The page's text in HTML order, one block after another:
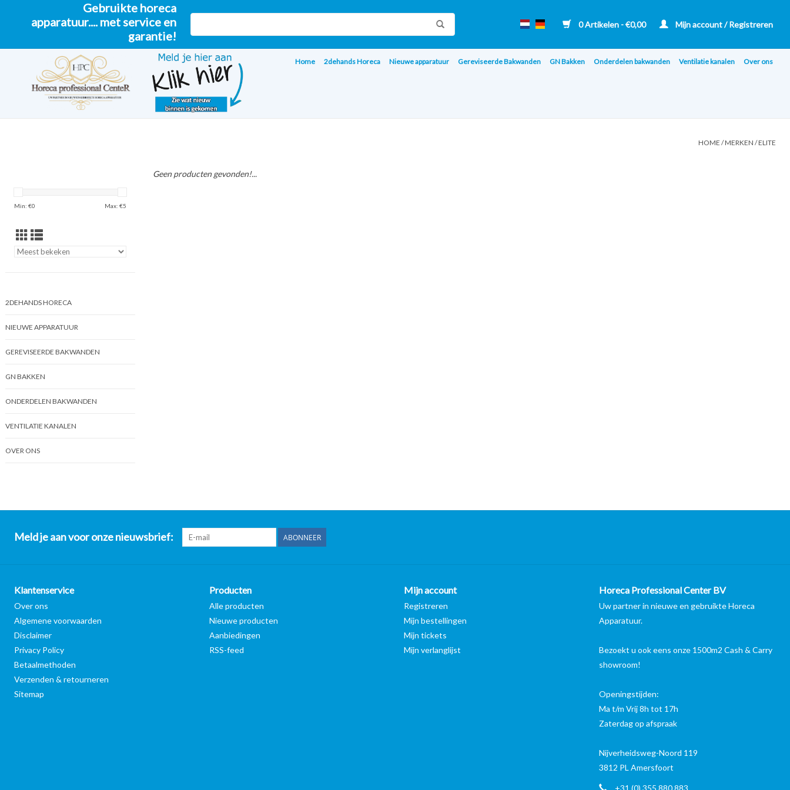
Gebruikte horeca
apparatuur.... met service en
garantie!
0 Artikelen - €0,00 Mijn account / Registreren
Home 2dehands Horeca Nieuwe apparatuur Gereviseerde Bakwanden GN Bakken Onderdelen bakwanden Ventilatie kanalen Over ons
HOME /MERKEN /ELITE
Min: €0 Max: €5
2DEHANDS HORECA
NIEUWE APPARATUUR
GEREVISEERDE BAKWANDEN
GN BAKKEN
ONDERDELEN BAKWANDEN
VENTILATIE KANALEN
OVER ONS
Geen producten gevonden!...
Meld je aan voor onze nieuwsbrief: ABONNEER
Klantenservice
Over ons
Algemene voorwaarden
Disclaimer
Privacy Policy
Betaalmethoden
Verzenden & retourneren
Sitemap
Producten
Alle producten
Nieuwe producten
Aanbiedingen
RSS-feed
Mijn account
Registreren
Mijn bestellingen
Mijn tickets
Mijn verlanglijst
Horeca Professional Center BV
Uw partner in nieuwe en gebruikte Horeca
Apparatuur.
Bezoekt u ook eens onze 1500m2 Cash & Carry
showroom!
Openingstijden:
Ma t/m Vrij 8h tot 17h
Zaterdag op afspraak
Nijverheidsweg-Noord 119
3812 PL Amersfoort